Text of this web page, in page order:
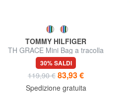
TOMMY HILFIGER
TH GRACE Mini Bag a tracolla
30% SALDI
119,90 € 83,93 €
Spedizione gratuita